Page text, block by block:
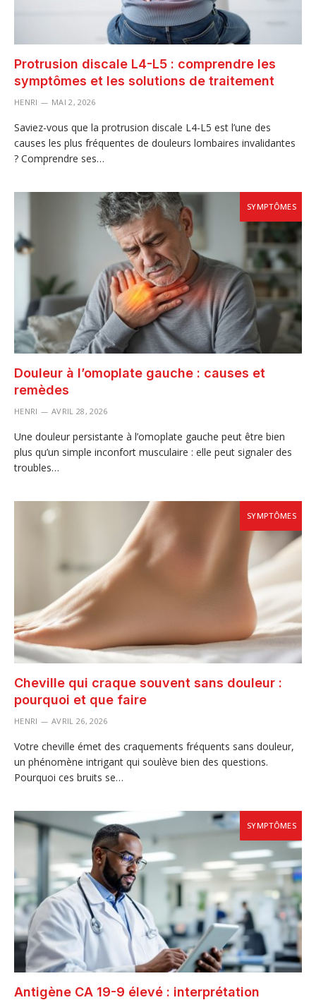
Protrusion discale L4-L5 : comprendre les
symptômes et les solutions de traitement
HENRI MAI 2, 2026
Saviez-vous que la protrusion discale L4-L5 est l’une des
causes les plus fréquentes de douleurs lombaires invalidantes
? Comprendre ses…
SYMPTÔMES
Douleur à l’omoplate gauche : causes et
remèdes
HENRI AVRIL 28, 2026
Une douleur persistante à l’omoplate gauche peut être bien
plus qu’un simple inconfort musculaire : elle peut signaler des
troubles…
SYMPTÔMES
Cheville qui craque souvent sans douleur :
pourquoi et que faire
HENRI AVRIL 26, 2026
Votre cheville émet des craquements fréquents sans douleur,
un phénomène intrigant qui soulève bien des questions.
Pourquoi ces bruits se…
SYMPTÔMES
Antigène CA 19-9 élevé : interprétation